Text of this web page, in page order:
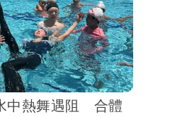
中熱舞遇阻 合體